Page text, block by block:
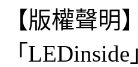
【版權聲明】
「